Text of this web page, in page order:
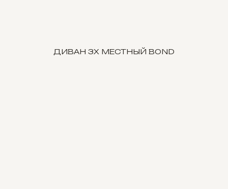
ДИВАН 3Х МЕСТНЫЙ BOND